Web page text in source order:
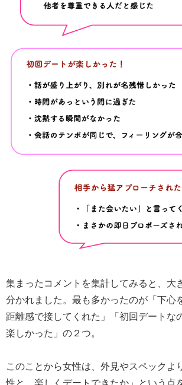
集まったコメントを集計してみると、大
分かれました。最も多かったのが「下心
距離感で接してくれた」「初回デートな
楽しかった」の２つ。
このことから女性は、外見やスペックよ
性と、楽しくデートできたか」という点